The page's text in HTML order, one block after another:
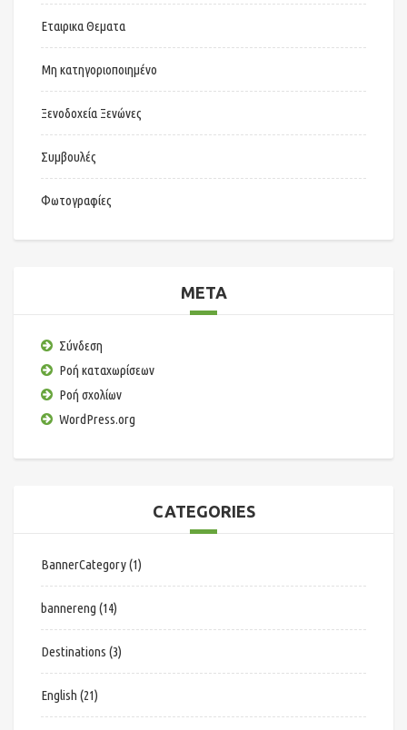
Εταιρικα Θεματα
Μη κατηγοριοποιημένο
Ξενοδοχεία Ξενώνες
Συμβουλές
Φωτογραφίες
META
Σύνδεση
Ροή καταχωρίσεων
Ροή σχολίων
WordPress.org
CATEGORIES
BannerCategory(1)
bannereng (14)
Destinations (3)
English (21)